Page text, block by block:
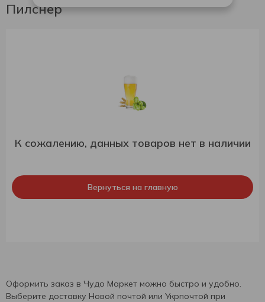
Пилснер
К сожалению, данных товаров нет в наличии
Вернуться на главную
Оформить заказ в Чудо Маркет можно быстро и удобно.
Выберите доставку Новой почтой или Укрпочтой при